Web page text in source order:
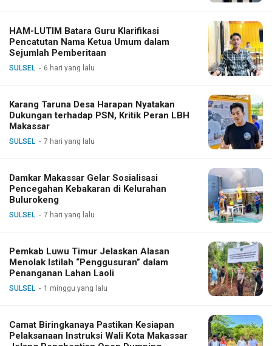
HAM-LUTIM Batara Guru Klarifikasi
Pencatutan Nama Ketua Umum dalam
Sejumlah Pemberitaan
SULSEL 6 hari yang lalu
Karang Taruna Desa Harapan Nyatakan
Dukungan terhadap PSN, Kritik Peran LBH
Makassar
SULSEL 7 hari yang lalu
Damkar Makassar Gelar Sosialisasi
Pencegahan Kebakaran di Kelurahan
Bulurokeng
SULSEL 7 hari yang lalu
Pemkab Luwu Timur Jelaskan Alasan
Menolak Istilah “Penggusuran” dalam
Penanganan Lahan Laoli
SULSEL 1 minggu yang lalu
Camat Biringkanaya Pastikan Kesiapan
Pelaksanaan Instruksi Wali Kota Makassar